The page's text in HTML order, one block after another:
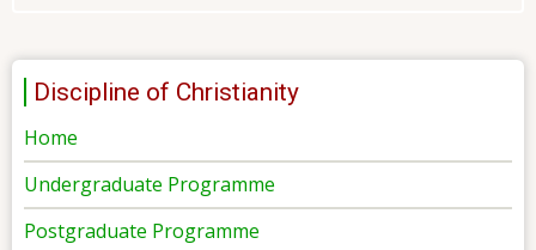
Discipline of Christianity
Home
Undergraduate Programme
Postgraduate Programme